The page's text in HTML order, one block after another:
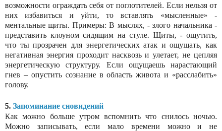
возможности ограждать себя от поглотителей. Если нельзя от
них избавиться и уйти, то вставлять «мысленные» -
ментальные щиты. Примеры: В мыслях, - злого начальника -
представить клоуном сидящим на стуле. Щиты, - ощутить,
что ты прозрачен для энергетических атак и ощущать, как
негативная энергия проходит насквозь и улетает, не цепляя
энергетическую структуру. Если ощущаешь нарастающий
гнев – опустить сознание в область живота и «расслабить»
голову.
5. Запоминание сновидений
Как можно больше утром вспомнить что снилось ночью.
Можно записывать, если мало времени можно и не